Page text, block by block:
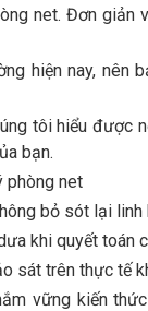
net. Đơn giản
hiện nay, nên
tôi hiểu được
bạn.
phòng net
bỏ sót lại linh
khi quyết toán
sát trên thực tế
vững kiến